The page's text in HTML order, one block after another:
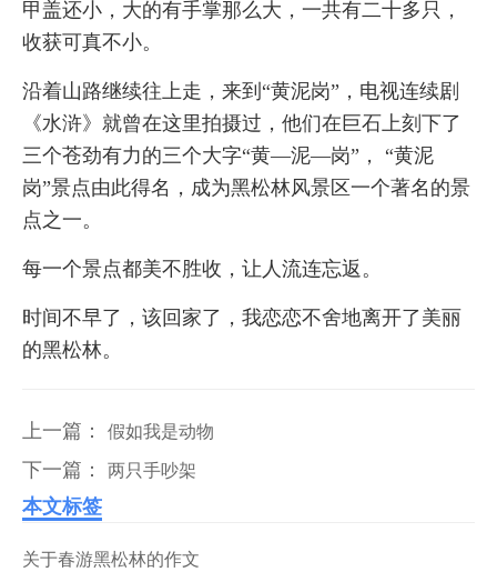
甲盖还小，大的有手掌那么大，一共有二十多只，
收获可真不小。
沿着山路继续往上走，来到“黄泥岗”，电视连续剧
《水浒》就曾在这里拍摄过，他们在巨石上刻下了
三个苍劲有力的三个大字“黄—泥—岗”， “黄泥
岗”景点由此得名，成为黑松林风景区一个著名的景
点之一。
每一个景点都美不胜收，让人流连忘返。
时间不早了，该回家了，我恋恋不舍地离开了美丽
的黑松林。
上一篇： 假如我是动物
下一篇： 两只手吵架
本文标签
关于春游黑松林的作文